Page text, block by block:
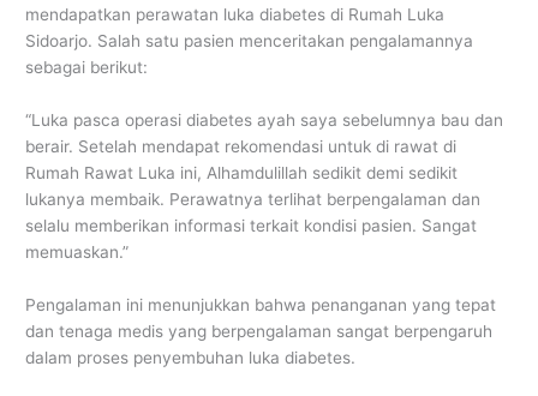
mendapatkan perawatan luka diabetes di Rumah Luka
Sidoarjo. Salah satu pasien menceritakan pengalamannya
sebagai berikut:
“Luka pasca operasi diabetes ayah saya sebelumnya bau dan
berair. Setelah mendapat rekomendasi untuk di rawat di
Rumah Rawat Luka ini, Alhamdulillah sedikit demi sedikit
lukanya membaik. Perawatnya terlihat berpengalaman dan
selalu memberikan informasi terkait kondisi pasien. Sangat
memuaskan.”
Pengalaman ini menunjukkan bahwa penanganan yang tepat
dan tenaga medis yang berpengalaman sangat berpengaruh
dalam proses penyembuhan luka diabetes.